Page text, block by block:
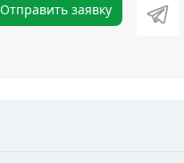
Отправить заявку